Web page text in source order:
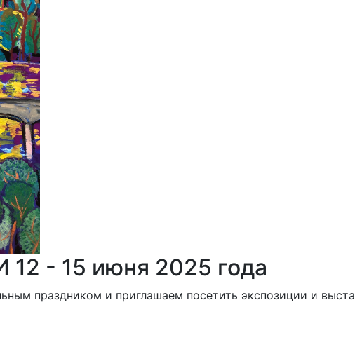
- 15 июня 2025 года
праздником и приглашаем посетить экспозиции и